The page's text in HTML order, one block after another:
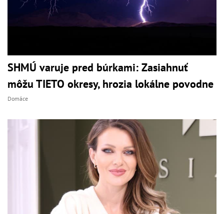
SHMÚ varuje pred búrkami: Zasiahnuť
môžu TIETO okresy, hrozia lokálne povodne
Domáce